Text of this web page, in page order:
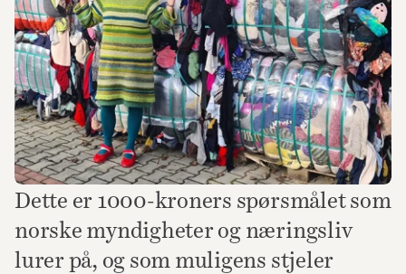
Dette er 1000-kroners spørsmålet som
norske myndigheter og næringsliv
lurer på, og som muligens stjeler